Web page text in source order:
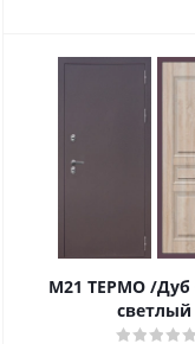
M21 ТЕРМО /
светлый